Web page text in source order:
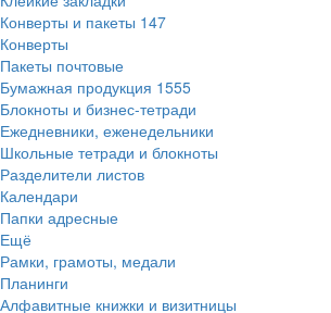
Конверты и пакеты 147
Конверты
Пакеты почтовые
Бумажная продукция 1555
Блокноты и бизнес-тетради
Ежедневники, еженедельники
Школьные тетради и блокноты
Разделители листов
Календари
Папки адресные
Ещё
Рамки, грамоты, медали
Планинги
Алфавитные книжки и визитницы